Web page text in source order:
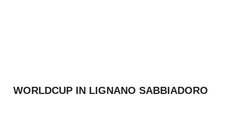
WORLDCUP IN LIGNANO SABBIADORO